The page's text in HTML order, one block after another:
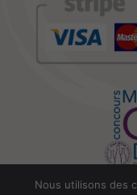
Nous utilisons des